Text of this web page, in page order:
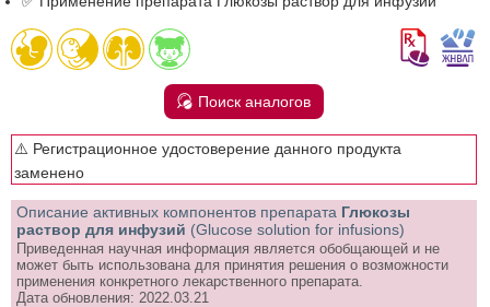
Поиск аналогов
⚠️ Регистрационное удостоверение данного продукта
заменено
Описание активных компонентов препарата Глюкозы
раствор для инфузий (Glucose solution for infusions)
Приведенная научная информация является обобщающей и не
может быть использована для принятия решения о возможности
применения конкретного лекарственного препарата.
Дата обновления: 2022.03.21